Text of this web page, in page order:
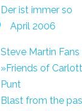
Der ist immer so
April 2006
Steve Martin
»Friends of
Punt
Blast from the